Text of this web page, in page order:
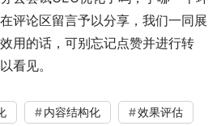
评论区留言予以分享，我们一同展
用的话，可别忘记点赞并进行转
看见。
内容结构化
效果评估